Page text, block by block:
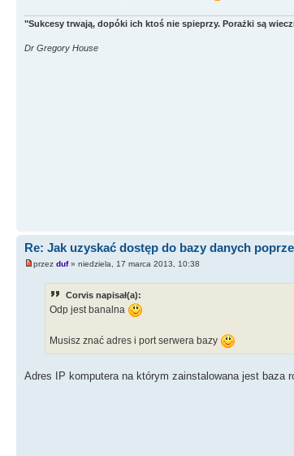
"Sukcesy trwają, dopóki ich ktoś nie spieprzy. Porażki są
Dr Gregory House
Re: Jak uzyskać dostęp do bazy danych
przez duf» niedziela, 17 marca 2013, 10:38
Corvis napisał(a):
Odp jest banalna
Musisz znać adres i port serwera bazy
Adres IP komputera na którym zainstalowana jest baza